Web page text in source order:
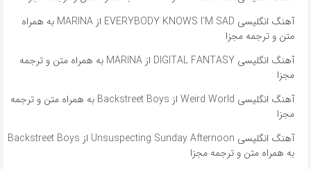
آهنگ انگلیسی EVERYBODY KNOWS I’M SAD از MARINA به همراه
متن و ترجمه مجزا
آهنگ انگلیسی DIGITAL FANTASY از MARINA به همراه متن و ترجمه
مجزا
آهنگ انگلیسی Weird World از Backstreet Boys به همراه متن و ترجمه
مجزا
آهنگ انگلیسی Unsuspecting Sunday Afternoon از Backstreet Boys
به همراه متن و ترجمه مجزا